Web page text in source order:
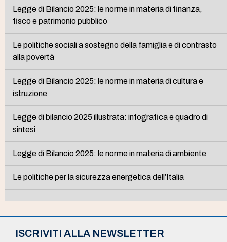
Legge di Bilancio 2025: le norme in materia di finanza,
fisco e patrimonio pubblico
Le politiche sociali a sostegno della famiglia e di contrasto
alla povertà
Legge di Bilancio 2025: le norme in materia di cultura e
istruzione
Legge di bilancio 2025 illustrata: infografica e quadro di
sintesi
Legge di Bilancio 2025: le norme in materia di ambiente
Le politiche per la sicurezza energetica dell’Italia
ISCRIVITI ALLA NEWSLETTER